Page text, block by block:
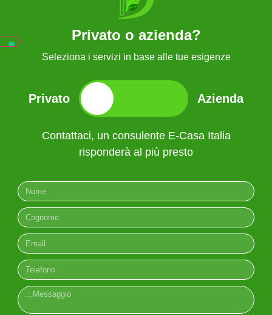
Privato o azienda?
Seleziona i servizi in base alle tue esigenze
Privato Azienda
Contattaci, un consulente E-Casa Italia
risponderà al più presto
Contattaci, un consulente E-Casa Italia
risponderà al più presto